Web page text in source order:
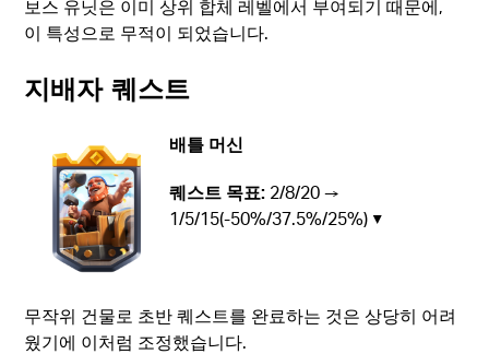
보스 유닛은 이미 상위 합체 레벨에서 부여되기 때문에,
이 특성으로 무적이 되었습니다.
지배자 퀘스트
배틀 머신
퀘스트 목표: 2/8/20 →
1/5/15(-50%/37.5%/25%) ▼
무작위 건물로 초반 퀘스트를 완료하는 것은 상당히 어려
웠기에 이처럼 조정했습니다.